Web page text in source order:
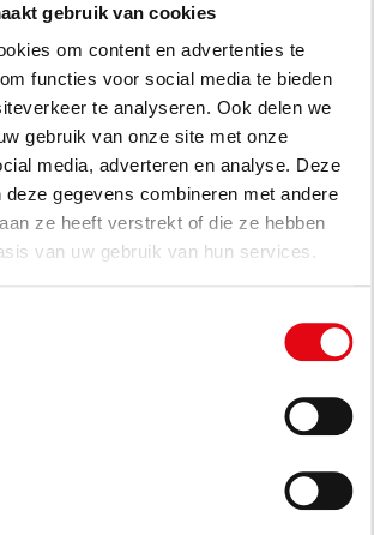
gebruik van cookies
om content en advertenties te
functies voor social media te bieden
te analyseren. Ook delen we
gebruik van onze site met onze
media, adverteren en analyse. Deze
deze gegevens combineren met andere
ze heeft verstrekt of die ze hebben
van uw gebruik van hun services.